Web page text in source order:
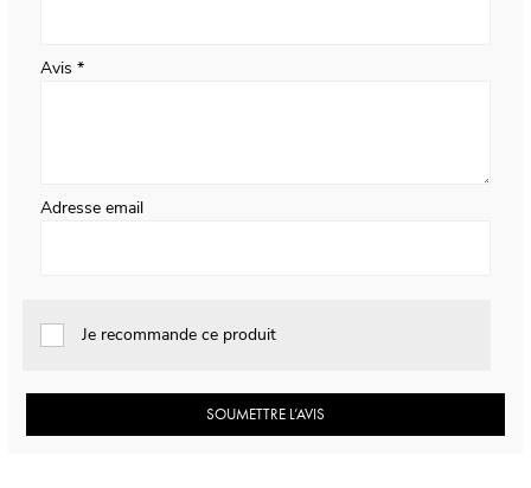
Avis
Adresse email
Je recommande ce produit
SOUMETTRE L’AVIS